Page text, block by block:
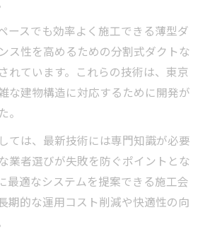
ースでも効率よく施工できる薄型ダ
ス性を高めるための分割式ダクトな
れています。これらの技術は、東京
な建物構造に対応するために開発が
。
ては、最新技術には専門知識が必要
業者選びが失敗を防ぐポイントとな
最適なシステムを提案できる施工会
期的な運用コスト削減や快適性の向